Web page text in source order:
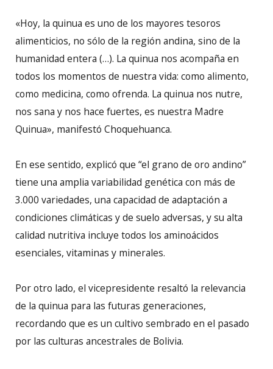
«Hoy, la quinua es uno de los mayores tesoros
alimenticios, no sólo de la región andina, sino de la
humanidad entera (…). La quinua nos acompaña en
todos los momentos de nuestra vida: como alimento,
como medicina, como ofrenda. La quinua nos nutre,
nos sana y nos hace fuertes, es nuestra Madre
Quinua», manifestó Choquehuanca.
En ese sentido, explicó que “el grano de oro andino”
tiene una amplia variabilidad genética con más de
3.000 variedades, una capacidad de adaptación a
condiciones climáticas y de suelo adversas, y su alta
calidad nutritiva incluye todos los aminoácidos
esenciales, vitaminas y minerales.
Por otro lado, el vicepresidente resaltó la relevancia
de la quinua para las futuras generaciones,
recordando que es un cultivo sembrado en el pasado
por las culturas ancestrales de Bolivia.